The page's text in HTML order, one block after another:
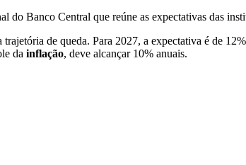
do Banco Central que reúne as expectativas das
trajetória de queda. Para 2027, a expectativa é de
da inflação, deve alcançar 10% anuais.